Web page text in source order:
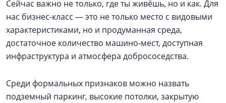
Сейчас важно не только, где ты живёшь, но и как. Для
нас бизнес-класс — это не только место с видовыми
характеристиками, но и продуманная среда,
достаточное количество машино-мест, доступная
инфраструктура и атмосфера добрососедства.
Среди формальных признаков можно назвать
подземный паркинг, высокие потолки, закрытую